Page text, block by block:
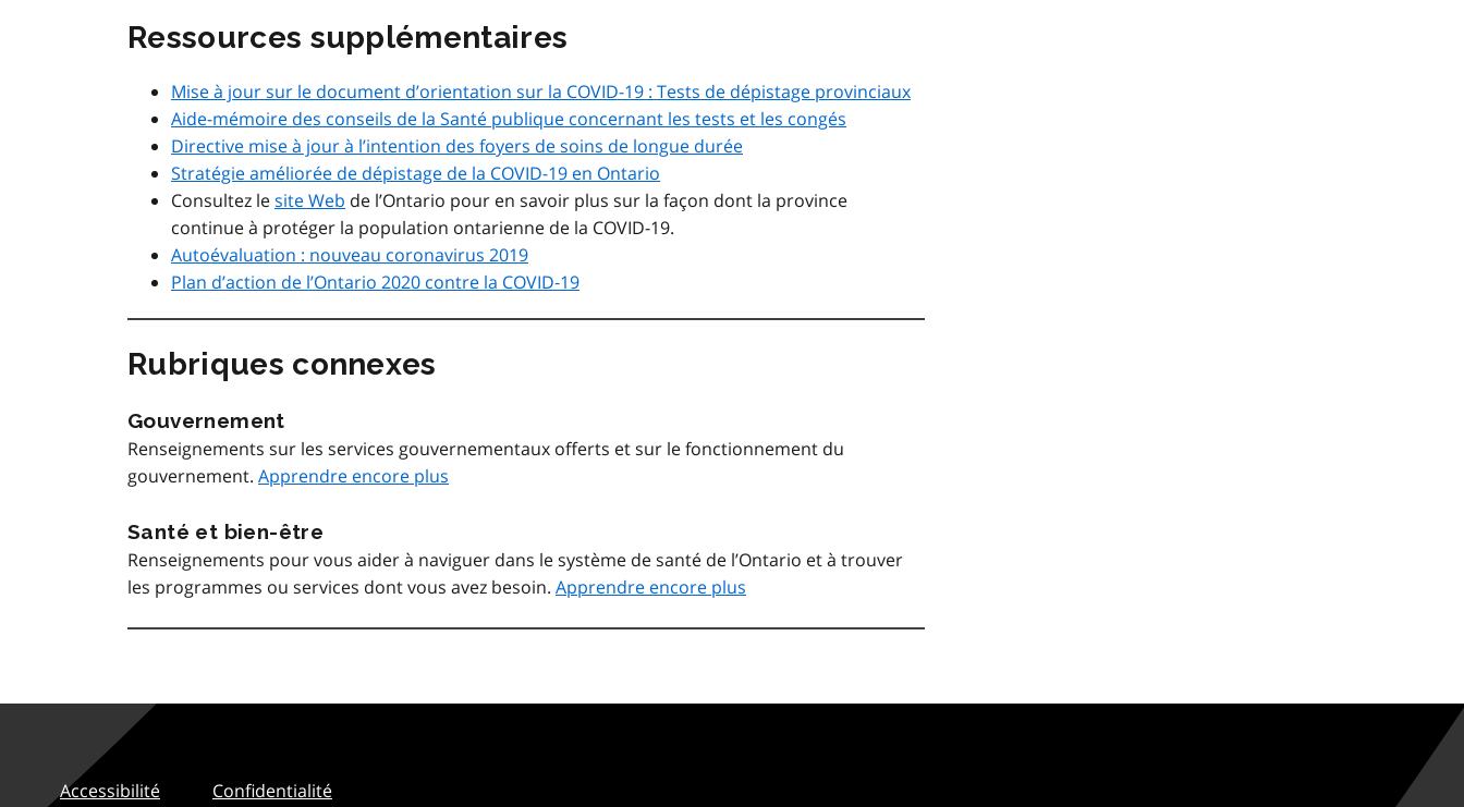
Ressources supplémentaires
Mise à jour sur le document d’orientation sur la COVID-19 : Tests de dépistage provinciaux
Aide-mémoire des conseils de la Santé publique concernant les tests et les congés
Directive mise à jour à l’intention des foyers de soins de longue durée
Stratégie améliorée de dépistage de la COVID-19 en Ontario
Consultez lesite Web de l’Ontario pour en savoir plus sur la façon dont la province
continue à protéger la population ontarienne de la COVID-19.
Autoévaluation : nouveau coronavirus 2019
Plan d’action de l’Ontario 2020 contre la COVID‑19
Rubriques connexes
Gouvernement
Renseignements sur les services gouvernementaux offerts et sur le fonctionnement du
gouvernement. Apprendre encore plus
Santé et bien-être
Renseignements pour vous aider à naviguer dans le système de santé de l’Ontario et à trouver
les programmes ou services dont vous avez besoin. Apprendre encore plus
Accessibilité Confidentialité